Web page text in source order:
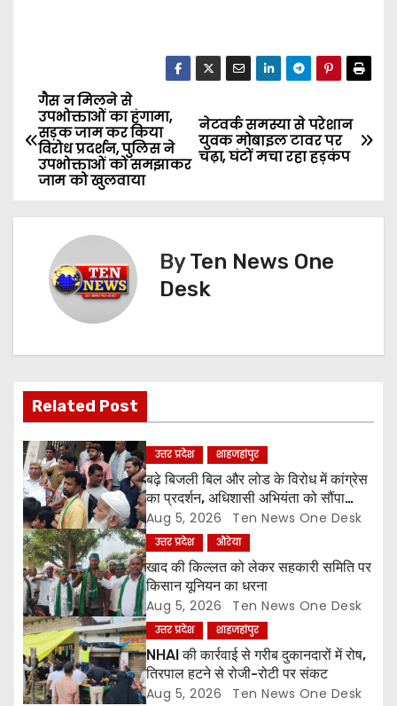
P
o
s
t
g
a
t
i
o
n
नेटवर्क समस्या से परेशान
युवक मोबाइल टावर पर
चढ़ा, घंटों मचा रहा हड़कंप
गैस न मिलने से
उपभोक्ताओं का हंगामा,
सड़क जाम कर किया
विरोध प्रदर्शन, पुलिस ने
उपभोक्ताओं को समझाकर
जाम को खुलवाया
ByTen News One
Desk
Related Post
उत्तर प्रदेश शाहजहांपुर
बढ़े बिजली बिल और लोड के विरोध में कांग्रेस
का प्रदर्शन, अधिशासी अभियंता को सौंपा
ज्ञापन
Aug 5, 2026 Ten News One Desk
उत्तर प्रदेश औरेया
खाद की किल्लत को लेकर सहकारी समिति पर
किसान यूनियन का धरना
Aug 5, 2026 Ten News One Desk
उत्तर प्रदेश शाहजहांपुर
NHAI की कार्रवाई से गरीब दुकानदारों में रोष,
तिरपाल हटने से रोजी-रोटी पर संकट
Aug 5, 2026 Ten News One Desk